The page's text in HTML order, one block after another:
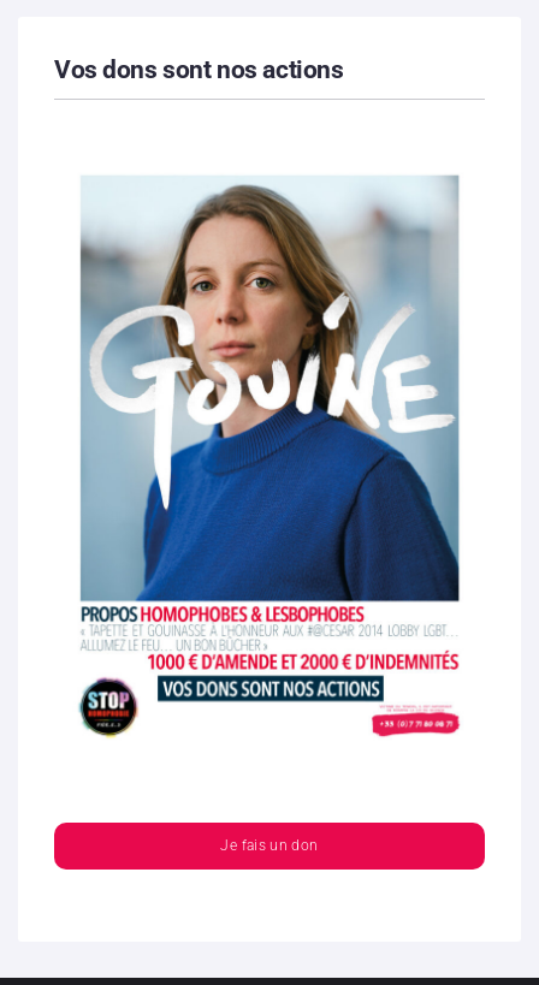
Vos dons sont nos actions
Je fais un don